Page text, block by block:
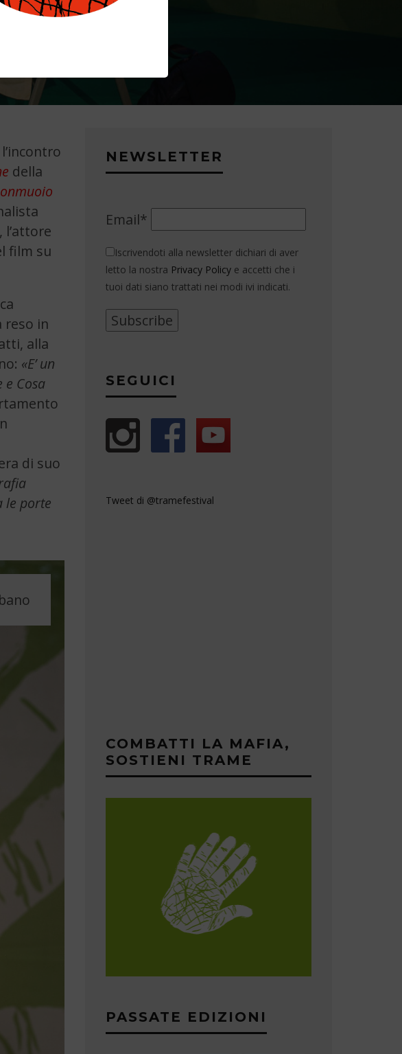
della
, l’attore
film su
reso in
alla
«E’ un
Cosa
di suo
le porte
NEWSLETTER
Email*
Iscrivendoti alla newsletter dichiari di aver
letto la nostra Privacy Policy e accetti che i
tuoi dati siano trattati nei modi ivi indicati.
SEGUICI
Tweet di @tramefestival
COMBATTI LA MAFIA,
SOSTIENI TRAME
PASSATE EDIZIONI